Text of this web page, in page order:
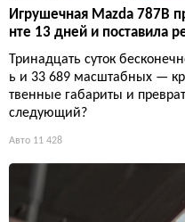
Игрушечная Mazda 787B
нте 13 дней и поставила
Тринадцать суток
ь и 33 689 масштабных —
твенные габариты и
следующий?
Авто 11 428